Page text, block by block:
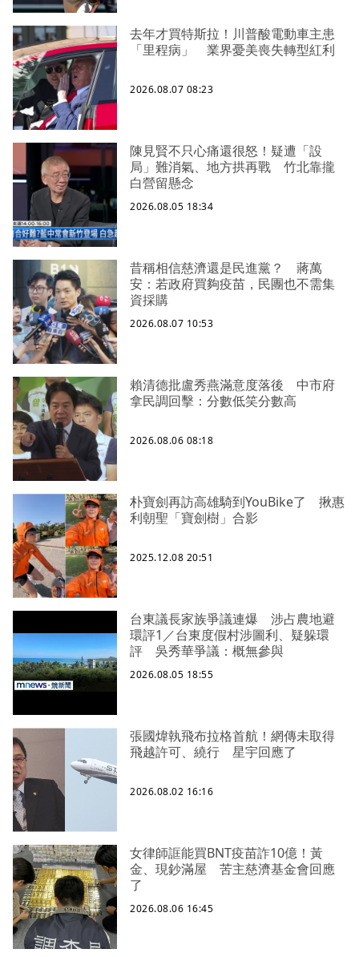
去年才買特斯拉！川普酸電動車主患
「里程病」 業界憂美喪失轉型紅利
2026.08.07 08:23
陳見賢不只心痛還很怒！疑遭「設
局」難消氣、地方拱再戰 竹北靠攏
白營留懸念
2026.08.05 18:34
昔稱相信慈濟還是民進黨？ 蔣萬
安：若政府買夠疫苗，民團也不需集
資採購
2026.08.07 10:53
賴清德批盧秀燕滿意度落後 中市府
拿民調回擊：分數低笑分數高
2026.08.06 08:18
朴寶劍再訪高雄騎到YouBike了 揪惠
利朝聖「寶劍樹」合影
2025.12.08 20:51
台東議長家族爭議連爆 涉占農地避
環評1／台東度假村涉圖利、疑躲環
評 吳秀華爭議：概無參與
2026.08.05 18:55
張國煒執飛布拉格首航！網傳未取得
飛越許可、繞行 星宇回應了
2026.08.02 16:16
女律師誆能買BNT疫苗詐10億！黃
金、現鈔滿屋 苦主慈濟基金會回應
了
2026.08.06 16:45